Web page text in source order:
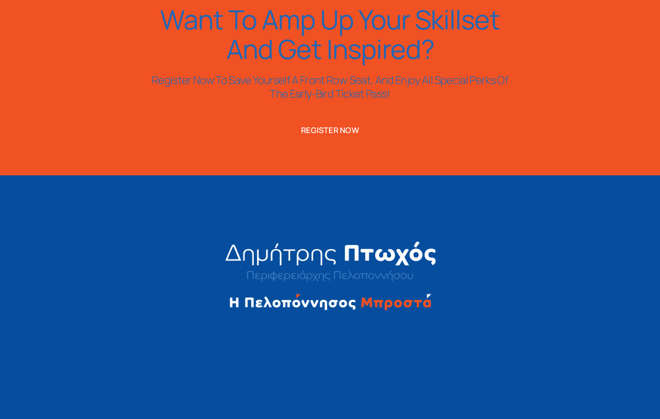
Want To Amp Up Your Skillset
And Get Inspired?
Register Now To Save Yourself A Front Row Seat, And Enjoy All Special Perks Of
The Early-Bird Ticket Pass!
REGISTER NOW